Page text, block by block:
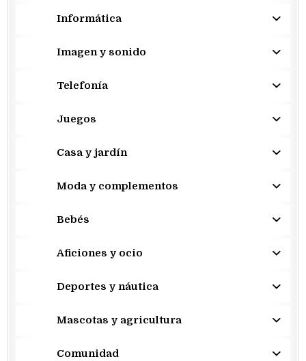
Informática
Imagen y sonido
Telefonía
Juegos
Casa y jardín
Moda y complementos
Bebés
Aficiones y ocio
Deportes y náutica
Mascotas y agricultura
Comunidad